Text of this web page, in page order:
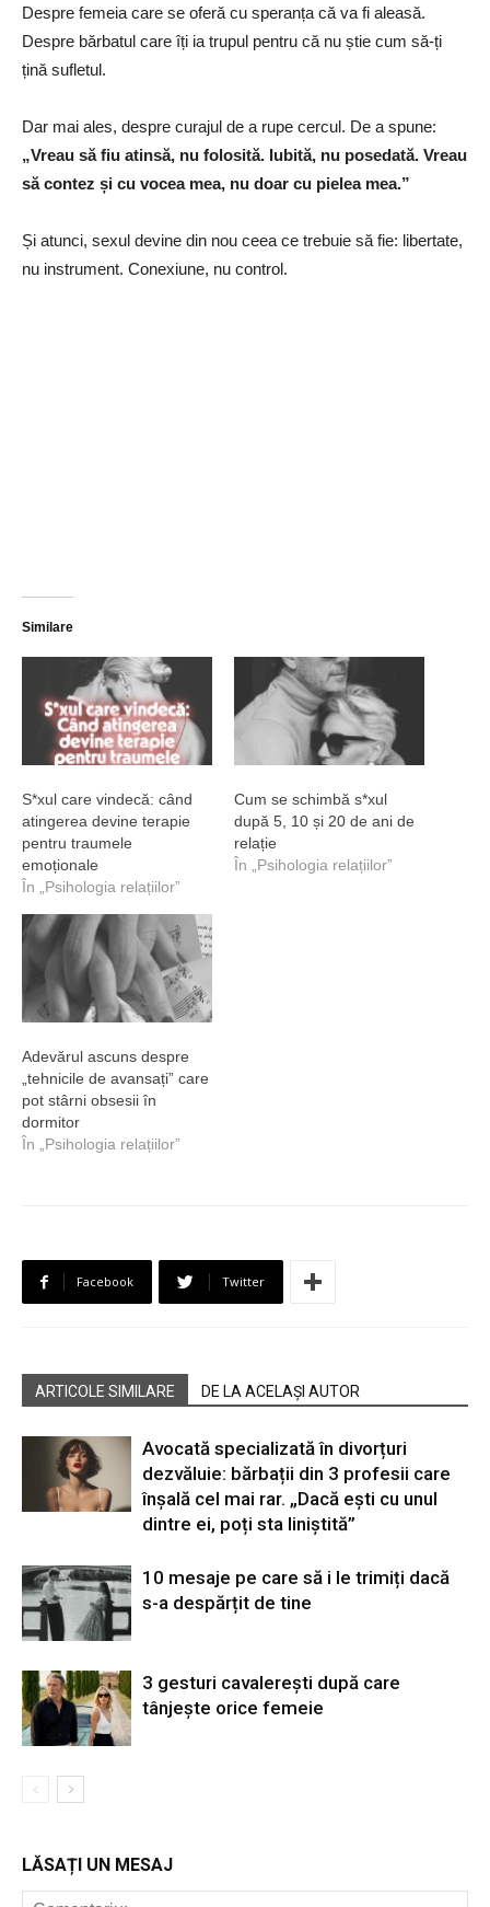
Despre femeia care se oferă cu speranța că va fi aleasă.
Despre bărbatul care îți ia trupul pentru că nu știe cum să-ți
țină sufletul.
Dar mai ales, despre curajul de a rupe cercul. De a spune:
„Vreau să fiu atinsă, nu folosită. Iubită, nu posedată. Vreau
să contez și cu vocea mea, nu doar cu pielea mea.”
Și atunci, sexul devine din nou ceea ce trebuie să fie: libertate,
nu instrument. Conexiune, nu control.
Similare
S*xul care vindecă: când
atingerea devine terapie
pentru traumele
emoționale
În „Psihologia relațiilor”
Cum se schimbă s*xul
după 5, 10 și 20 de ani de
relație
În „Psihologia relațiilor”
Adevărul ascuns despre
„tehnicile de avansați” care
pot stârni obsesii în
dormitor
În „Psihologia relațiilor”
Facebook Twitter
ARTICOLE SIMILARE DE LA ACELAȘI AUTOR
Avocată specializată în divorțuri
dezvăluie: bărbații din 3 profesii care
înșală cel mai rar. „Dacă ești cu unul
dintre ei, poți sta liniștită”
10 mesaje pe care să i le trimiți dacă
s-a despărțit de tine
3 gesturi cavalerești după care
tânjește orice femeie
LĂSAȚI UN MESAJ